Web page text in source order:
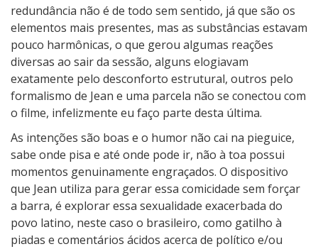
redundância não é de todo sem sentido, já que são os
elementos mais presentes, mas as substâncias estavam
pouco harmônicas, o que gerou algumas reações
diversas ao sair da sessão, alguns elogiavam
exatamente pelo desconforto estrutural, outros pelo
formalismo de Jean e uma parcela não se conectou com
o filme, infelizmente eu faço parte desta última.
As intenções são boas e o humor não cai na pieguice,
sabe onde pisa e até onde pode ir, não à toa possui
momentos genuinamente engraçados. O dispositivo
que Jean utiliza para gerar essa comicidade sem forçar
a barra, é explorar essa sexualidade exacerbada do
povo latino, neste caso o brasileiro, como gatilho à
piadas e comentários ácidos acerca de político e/ou